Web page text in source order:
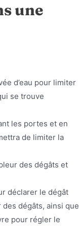
une
d’eau pour limiter
se trouve
les portes et en
de limiter la
des dégâts et
déclarer le dégât
dégâts, ainsi que
pour régler le